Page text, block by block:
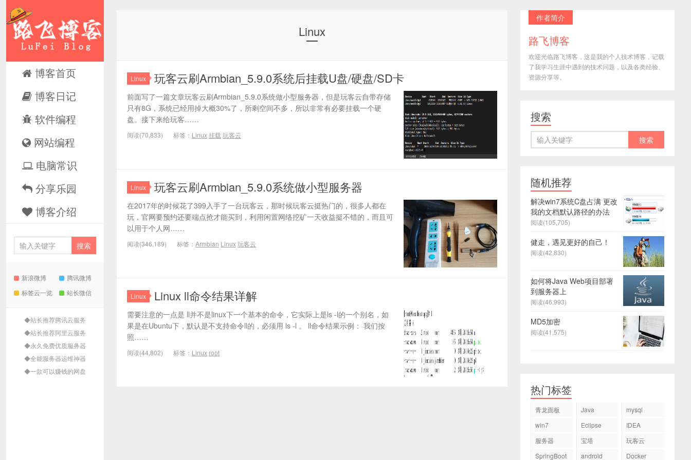
博客首页
博客日记
软件编程
网站编程
电脑常识
分享乐园
博客介绍
新浪微博
腾讯微博
标签云一览
站长微信
◆站长推荐腾讯云服务
◆站长推荐阿里云服务
◆永久免费优质服务器
◆全能服务器运维神器
◆一款可以赚钱的网盘
Linux
Linux 玩客云刷Armbian_5.9.0系统后挂载U盘/硬盘/SD卡
前面写了一篇文章玩客云刷Armbian_5.9.0系统做小型服务器，但是玩客云自带存储
只有8G，系统已经用掉大概30%了，所剩空间不多，所以非常有必要挂载一个硬
盘。接下来给玩客……
阅读(70,833) 标签： Linux挂载 玩客云
Linux 玩客云刷Armbian_5.9.0系统做小型服务器
在2017年的时候花了399入手了一台玩客云，那时候玩客云挺热门的，很多人都在
玩，官网要预约还要端点抢才能买到，利用闲置网络挖矿一天收益挺不错的，而且可
以用于个人网……
阅读(346,189) 标签： Armbian Linux玩客云
Linux Linux ll命令结果详解
需要注意的一点是 ll并不是linux下一个基本的命令，它实际上是ls -l的一个别名，如
果是在Ubuntu下，默认是不支持命令ll的，必须用 ls -l 。 ll命令结果示例： 我们按
照……
阅读(44,802) 标签： Linux root
作者简介
路飞博客
欢迎光临路飞博客，这是我的个人技术博客，记载
了我学习生涯中遇到的技术问题，以及各类经验、
资源分享等。
搜索
随机推荐
解决win7系统C盘占满 更改
我的文档默认路径的办法
阅读(105,705)
健走，遇见更好的自己！
阅读(42,830)
如何将Java Web项目部署
到服务器上
阅读(46,993)
MD5加密
阅读(41,575)
热门标签
青龙面板 Java
mysql
win7
Eclipse
IDEA
服务器
宝塔
玩客云
SpringBoot
android Docker